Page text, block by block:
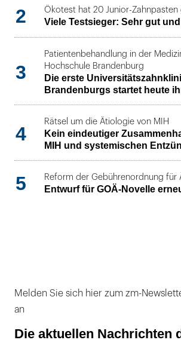
2 Ökotest hat 20 Junior-
Viele Testsieger: Sehr gut
3
Patientenbehandlung in der
Hochschule Brandenburg
Die erste
Brandenburgs startet heute
4
Rätsel um die Ätiologie von MIH
Kein eindeutiger
MIH und systemischen
5 Reform der Gebührenordnung für
Entwurf für GOÄ-Novelle
Melden Sie sich hier zum zm-
an
Die aktuellen Nachrichten